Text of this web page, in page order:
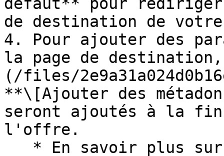
de destination de votre
4. Pour ajouter des
la page de
(/files/
**\[Ajouter des
seront ajoutés à la
l'offre.